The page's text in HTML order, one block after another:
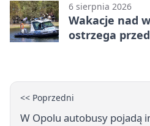
6 sierpnia 2026
Wakacje nad
ostrzega
<< Poprzedni
W Opolu autobusy pojadą